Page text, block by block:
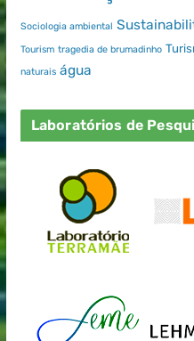
Sociologia ambiental
Tourism tragedia de brumadinho
naturais água
Laboratórios de